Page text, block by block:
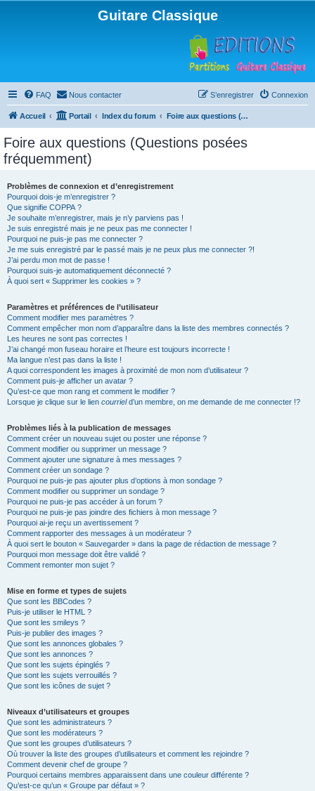
Guitare Classique
FAQ Nous contacter Connexion
S’enregistrer
Accueil Portail Index du forum Foire aux questions (Questions posées fréquemment)
Foire aux questions (Questions posées
fréquemment)
Problèmes de connexion et d’enregistrement
Pourquoi dois-je m’enregistrer ?
Que signifie COPPA ?
Je souhaite m’enregistrer, mais je n’y parviens pas !
Je suis enregistré mais je ne peux pas me connecter !
Pourquoi ne puis-je pas me connecter ?
Je me suis enregistré par le passé mais je ne peux plus me connecter ?!
J’ai perdu mon mot de passe !
Pourquoi suis-je automatiquement déconnecté ?
À quoi sert « Supprimer les cookies » ?
Paramètres et préférences de l’utilisateur
Comment modifier mes paramètres ?
Comment empêcher mon nom d’apparaître dans la liste des membres connectés ?
Les heures ne sont pas correctes !
J’ai changé mon fuseau horaire et l’heure est toujours incorrecte !
Ma langue n’est pas dans la liste !
A quoi correspondent les images à proximité de mon nom d’utilisateur ?
Comment puis-je afficher un avatar ?
Qu’est-ce que mon rang et comment le modifier ?
Lorsque je clique sur le lien courrield’un membre, on me demande de me connecter !?
Problèmes liés à la publication de messages
Comment créer un nouveau sujet ou poster une réponse ?
Comment modifier ou supprimer un message ?
Comment ajouter une signature à mes messages ?
Comment créer un sondage ?
Pourquoi ne puis-je pas ajouter plus d’options à mon sondage ?
Comment modifier ou supprimer un sondage ?
Pourquoi ne puis-je pas accéder à un forum ?
Pourquoi ne puis-je pas joindre des fichiers à mon message ?
Pourquoi ai-je reçu un avertissement ?
Comment rapporter des messages à un modérateur ?
À quoi sert le bouton « Sauvegarder » dans la page de rédaction de message ?
Pourquoi mon message doit être validé ?
Comment remonter mon sujet ?
Mise en forme et types de sujets
Que sont les BBCodes ?
Puis-je utiliser le HTML ?
Que sont les smileys ?
Puis-je publier des images ?
Que sont les annonces globales ?
Que sont les annonces ?
Que sont les sujets épinglés ?
Que sont les sujets verrouillés ?
Que sont les icônes de sujet ?
Niveaux d’utilisateurs et groupes
Que sont les administrateurs ?
Que sont les modérateurs ?
Que sont les groupes d’utilisateurs ?
Où trouver la liste des groupes d’utilisateurs et comment les rejoindre ?
Comment devenir chef de groupe ?
Pourquoi certains membres apparaissent dans une couleur différente ?
Qu’est-ce qu’un « Groupe par défaut » ?